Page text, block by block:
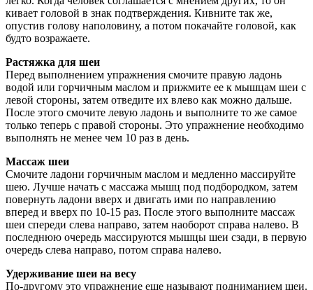
кивает головой в знак подтверждения. Кивните так же,
опустив голову наполовину, а потом покачайте головой, как
будто возражаете.
Растяжка для шеи
Перед выполнением упражнения смочите правую ладонь
водой или горчичным маслом и прижмите ее к мышцам шеи с
левой стороны, затем отведите их влево как можно дальше.
После этого смочите левую ладонь и выполните то же самое
только теперь с правой стороны. Это упражнение необходимо
выполнять не менее чем 10 раз в день.
Массаж шеи
Смочите ладони горчичным маслом и медленно массируйте
шею. Лучше начать с массажа мышц под подбородком, затем
повернуть ладони вверх и двигать ими по направлению
вперед и вверх по 10-15 раз. После этого выполните массаж
шеи спереди слева направо, затем наоборот справа налево. В
последнюю очередь массируются мышцы шеи сзади, в первую
очередь слева направо, потом справа налево.
Удерживание шеи на весу
По-другому это упражнение еще называют подниманием шеи.